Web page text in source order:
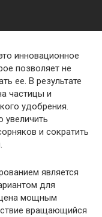
инновационное
позволяет не
ее. В результате
частицы и
удобрения.
увеличить
и сократить
является
для
мощным
вращающийся